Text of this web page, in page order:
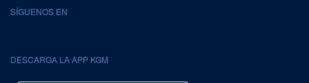
SÍGUENOS EN
DESCARGA LA APP KGM